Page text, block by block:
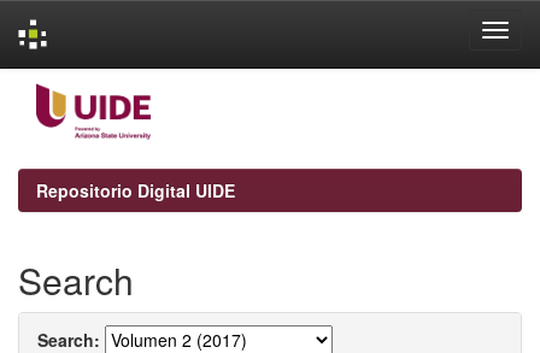
navigation
Repositorio Digital UIDE
Search
Search: